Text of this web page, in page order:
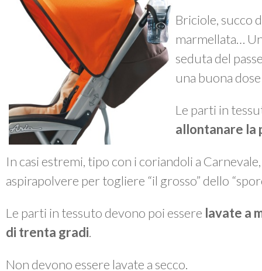
Briciole, succo
marmellata…
seduta del
una buona
Le parti in
allontanare la
In casi estremi, tipo con i coriandoli a
aspirapolvere per togliere “il grosso” dello
Le parti in tessuto devono poi essere lavate a
di trenta gradi.
Non devono essere lavate a secco.